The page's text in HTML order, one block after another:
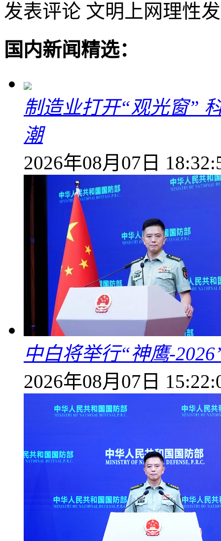
发表评论 文明上网理性
国内新闻精选：
制造业打开“观光窗”
潮
2026年08月07日
中白将举行“神鹰-
2026年08月07日